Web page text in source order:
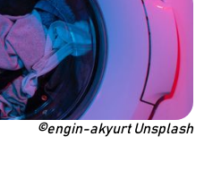
pour mieux
codes promo
Je m'inscris
©engin-akyurt Unsplash